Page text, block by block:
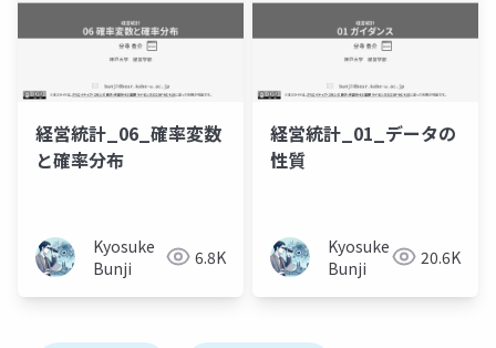
経営統計_06_確率変数
と確率分布
Kyosuke
Bunji
6.8K
経営統計_01_データの
性質
Kyosuke
Bunji
20.6K